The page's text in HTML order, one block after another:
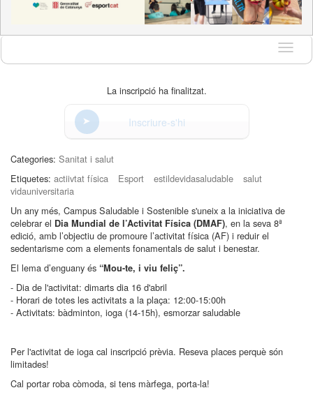
Idioma
La inscripció ha finalitzat.
Inscriure-s'hi
Categories: Sanitat i salut
Etiquetes: actiivtat física Esport estildevidasaludable
salut
vidauniversitaria
Un any més, Campus Saludable i Sostenible s'uneix a la iniciativa de
celebrar el Dia Mundial de l’Activitat Física (DMAF), en la seva 8ª
edició, amb l’objectiu de promoure l’activitat física (AF) i reduir el
sedentarisme com a elements fonamentals de salut i benestar.
El lema d’enguany és “Mou-te, i viu feliç”.
- Dia de l'activitat: dimarts dia 16 d'abril
- Horari de totes les activitats a la plaça: 12:00-15:00h
- Activitats: bàdminton, ioga (14-15h), esmorzar saludable
Per l'activitat de ioga cal inscripció prèvia. Reseva places perquè són
limitades!
Cal portar roba còmoda, si tens màrfega, porta-la!